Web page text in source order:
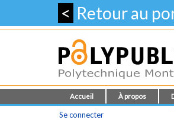
< Retour au
Accueil À propos
Se connecter